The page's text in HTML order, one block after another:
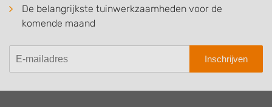
De belangrijkste tuinwerkzaamheden voor de
komende maand
Inschrijven